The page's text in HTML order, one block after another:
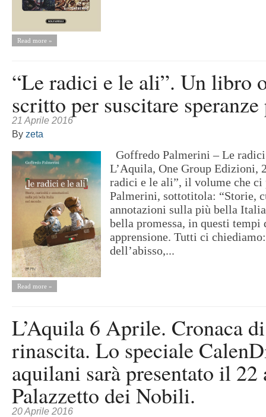
Read more »
“Le radici e le ali”. Un libro
scritto per suscitare
21 Aprile 2016
By zeta
Goffredo Palmerini – Le
L’Aquila, One Group
radici e le ali”, il volume che ci
Palmerini, sottotitola: “Storie,
annotazioni sulla più bella
bella promessa, in questi tempi
apprensione. Tutti ci
dell’abisso,...
Read more »
L’Aquila 6 Aprile. Cronaca
rinascita. Lo speciale
aquilani sarà presentato il
Palazzetto dei Nobili.
20 Aprile 2016